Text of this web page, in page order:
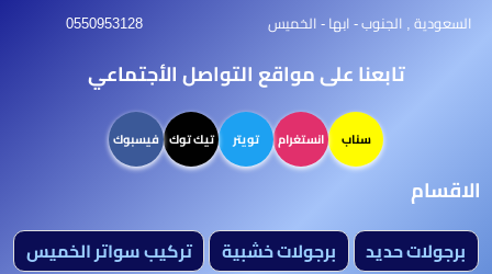
السعودية , الجنوب - ابها - الخميس 0550953128
تابعنا على مواقع التواصل الأجتماعي
سناب انستغرام تويتر تيك توك فيسبوك
الاقسام
برجولات حديد برجولات خشبية تركيب سواتر الخميس